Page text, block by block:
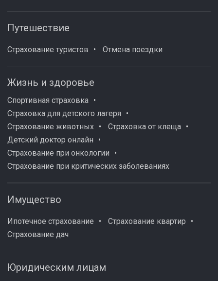
Путешествие
Страхование туристов Отмена поездки
Жизнь и здоровье
Спортивная страховка
Страховка для детского лагеря
Страхование животных
Страховка от клеща
Детский доктор онлайн
Страхование при онкологии
Страхование при критических заболеваниях
Имущество
Ипотечное страхование
Страхование квартир
Страхование дач
Юридическим лицам